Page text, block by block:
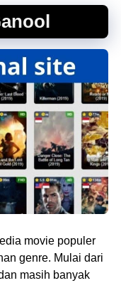
movie populer
genre. Mulai dari
masih banyak